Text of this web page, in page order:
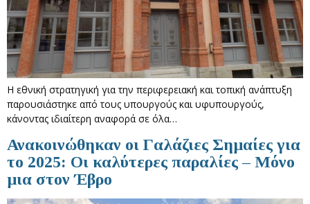
Η εθνική στρατηγική για την περιφερειακή και τοπική ανάπτυξη
παρουσιάστηκε από τους υπουργούς και υφυπουργούς,
κάνοντας ιδιαίτερη αναφορά σε όλα…
Ανακοινώθηκαν οι Γαλάζιες Σημαίες για
το 2025: Οι καλύτερες παραλίες – Μόνο
μια στον Έβρο